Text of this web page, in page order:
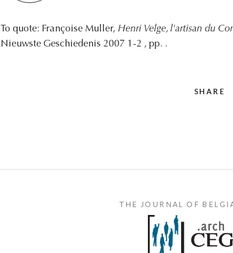
To quote: Françoise Muller, Henri Velge, l'artisan du
Nieuwste Geschiedenis 2007 1-2 , pp. .
SHARE
THE JOURNAL OF